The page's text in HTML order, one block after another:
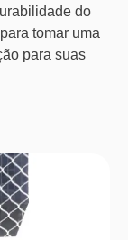
do
tomar uma
para suas